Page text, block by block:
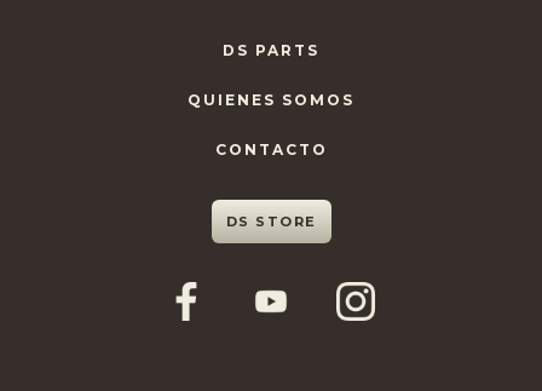
DS PARTS
QUIENES SOMOS
CONTACTO
DS STORE